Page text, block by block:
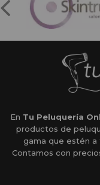
En Tu Peluquería
productos de
gama que estén a
Contamos con